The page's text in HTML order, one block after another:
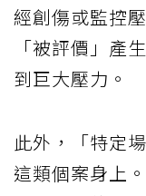
經創傷或監控
「被評價」產
到巨大壓力。
此外，「特定
這類個案身上